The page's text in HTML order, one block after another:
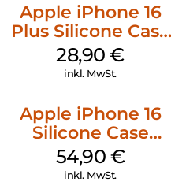
Apple iPhone 16
Plus Silicone Case
MagSafe Black
28,90€
inkl. MwSt.
Apple iPhone 16
Silicone Case
MagSafe Lake
Green
54,90 €
inkl. MwSt.